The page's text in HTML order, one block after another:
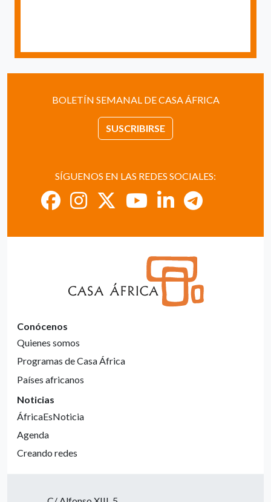
BOLETÍN SEMANAL DE CASA ÁFRICA
SUSCRIBIRSE
SÍGUENOS EN LAS REDES SOCIALES:
Conócenos
Quienes somos
Programas de Casa África
Países africanos
Noticias
ÁfricaEsNoticia
Agenda
Creando redes